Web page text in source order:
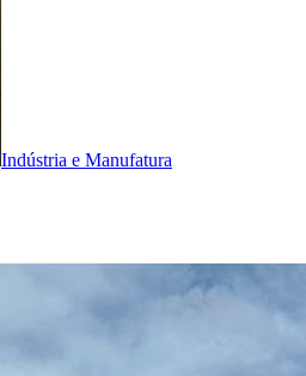
Indústria e Manufatura